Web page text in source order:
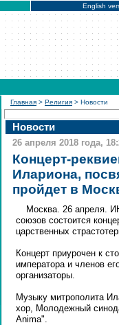
English
Главная > Религия > Новости
Новости
26 апреля 2018 года,
Концерт-
Илариона,
пройдет в
Москва. 26 апреля.
союзов состоится
царственных
Концерт приурочен к
императора и членов
организаторы.
Музыку митрополита
хор, Молодежный
Anima".